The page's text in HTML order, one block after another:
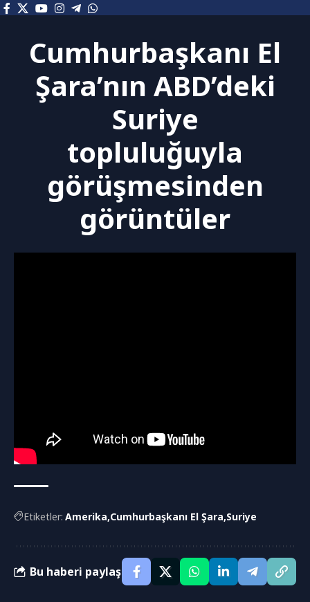
Cumhurbaşkanı El
Şara’nın ABD’deki
Suriye
topluluğuyla
görüşmesinden
görüntüler
Etiketler: Amerika Cumhurbaşkanı El Şara Suriye
Bu haberi paylaş